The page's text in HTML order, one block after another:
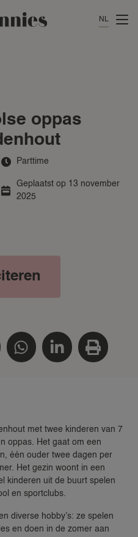
NL
oppas
Parttime
Geplaatst op 13 november
2025
met twee kinderen van 7
oppas. Het gaat om een
één ouder twee dagen per
Het gezin woont in een
kinderen uit de buurt spelen
en sportclubs.
diverse hobby’s: ze spelen
en doen in de zomer aan